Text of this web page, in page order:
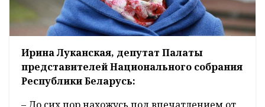
Ирина Луканская, депутат Палаты
представителей Национального собрания
Республики Беларусь: